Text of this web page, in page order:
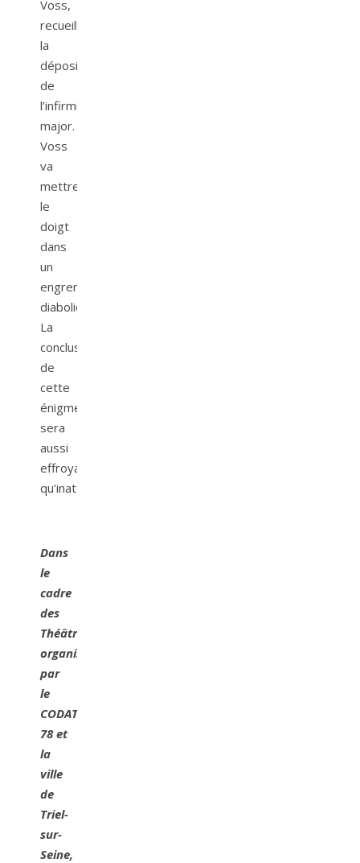
Voss,
recueille
la
déposition
de
l’infirmière-
major.
Voss
va
mettre
le
doigt
dans
un
engrenage
diabolique.
La
conclusion
de
cette
énigme
sera
aussi
effroyable
qu’inattendue.
Dans
le
cadre
des
Théâtrales
organisées
par
le
CODAT
78 et
la
ville
de
Triel-
sur-
Seine,